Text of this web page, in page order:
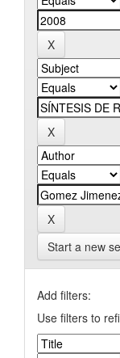
Start a new
Add filters:
Use filters to